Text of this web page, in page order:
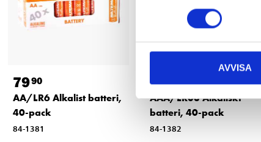
AVVISA
7990
AA/LR6 Alkalist batteri,
40-pack
84-1381
79
AAA/LR03 Alkaliskt
batteri, 40-pack
84-1382